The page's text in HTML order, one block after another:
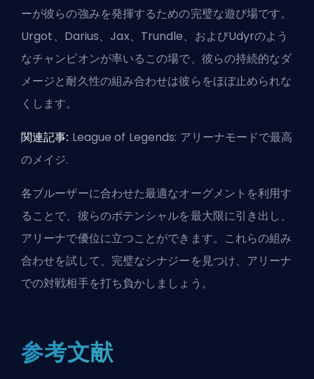
ーが彼らの強みを発揮するための完璧な遊び場です。
Urgot、Darius、Jax、Trundle、およびUdyrのよう
なチャンピオンが率いるこの場で、彼らの持続的なダ
メージと耐久性の組み合わせは彼らをほぼ止められな
くします。
関連記事: League of Legends: アリーナモードで最高
のメイジ.
各ブルーザーに合わせた最適なオーグメントを利用す
ることで、彼らのポテンシャルを最大限に引き出し、
アリーナで優位に立つことができます。これらの組み
合わせを試して、完璧なシナジーを見つけ、アリーナ
での対戦相手を打ち負かしましょう。
参考文献